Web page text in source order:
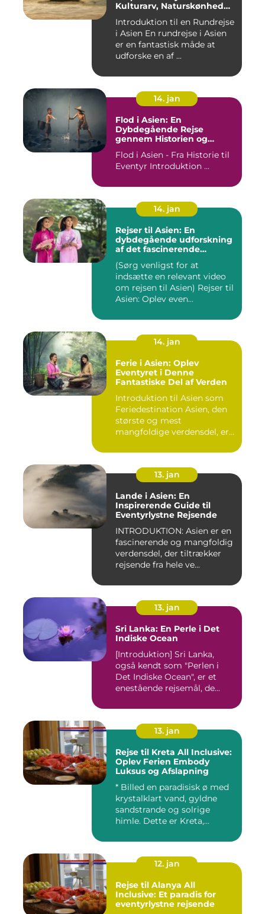
Kulturarv, Naturskønhed
Introduktion til en Rundrejse
i Asien En rundrejse i Asien
er en fantastisk måde at
udforske en af ...
14. jan
Flod i Asien: En
Dybdegående Rejse
gennem Historien og
Flod i Asien - Fra Historie til
Eventyr Introduktion ...
14. jan
Rejser til Asien: En
dybdegående udforskning
af det fascinerende
(Sørg venligst for at
indsætte en relevant video
om rejsen til Asien) Rejser til
Asien: Oplev even...
14. jan
Ferie i Asien: Oplev
Eventyret i Denne
Fantastiske Del af Verden
Introduktion til Asien som
Feriedestination Asien, den
største og mest
mangfoldige verdensdel, er
13. jan
Lande i Asien: En
Inspirerende Guide til
Eventyrlystne Rejsende
INTRODUKTION: Asien er en
fascinerende og mangfoldig
verdensdel, der tiltrækker
rejsende fra hele ve...
13. jan
Sri Lanka: En Perle i Det
Indiske Ocean
[Introduktion] Sri Lanka,
også kendt som "Perlen i
Det Indiske Ocean", er et
enestående rejsemål, de...
13. jan
Rejse til Kreta All Inclusive:
Oplev Ferien Embody
Luksus og Afslapning
* Billed en paradisisk ø med
krystalklart vand, gyldne
sandstrande og solrige
himle. Dette er Kreta,...
12. jan
Rejse til Alanya All
Inclusive: Et paradis for
eventyrlystne rejsende